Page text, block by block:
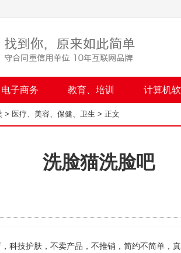
子商务 教育、培训 计算机
> 医疗、美容、保健、卫生 > 正文
洗脸猫洗脸吧
科技护肤，不卖产品，不推销，简约不简单，真